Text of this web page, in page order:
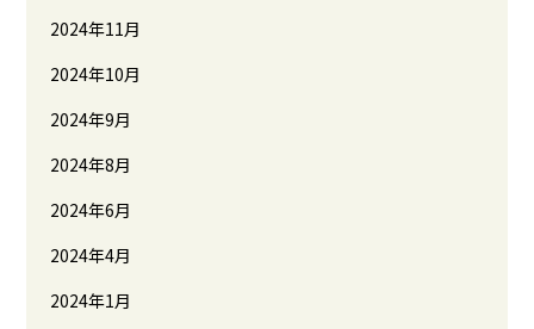
2024年11月
2024年10月
2024年9月
2024年8月
2024年6月
2024年4月
2024年1月